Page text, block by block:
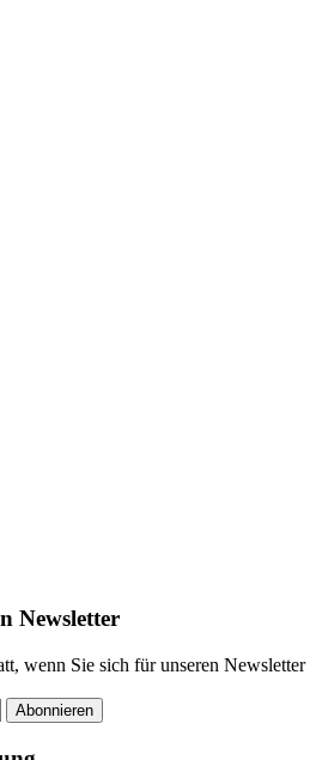
Newsletter
wenn Sie sich für unseren Newsletter
Abonnieren